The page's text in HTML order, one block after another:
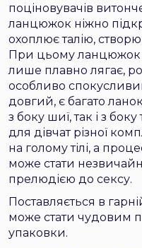
поціновувачів
ланцюжок ніжно
охоплює талію,
При цьому ланцюжок
лише плавно лягає,
особливо
довгий, є багато
з боку шиї, так і з
для дівчат різної
на голому тілі, а
може стати
прелюдією до сексу.
Поставляється в
може стати чудовим
упаковки.